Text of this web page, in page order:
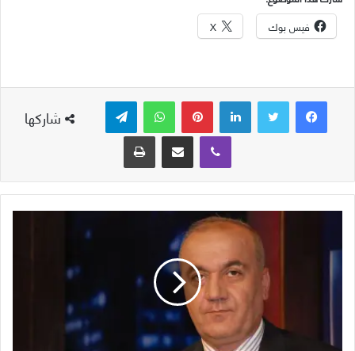
فيس بوك X
شاركها
لينكدإن بينتيريست واتساب
ڤايبر
مشاركة عبر البريد طباعة